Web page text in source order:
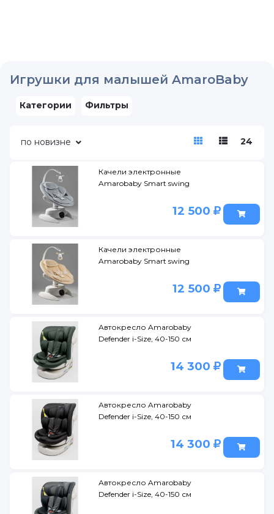
Игрушки для малышей AmaroBaby
Категории Фильтры
по новизне 24
Качели электронные
Amarobaby Smart swing
12 500
Качели электронные
Amarobaby Smart swing
12 500
Автокресло Amarobaby
Defender i-Size, 40-150 см
14 300
Автокресло Amarobaby
Defender i-Size, 40-150 см
14 300
Автокресло Amarobaby
Defender i-Size, 40-150 см